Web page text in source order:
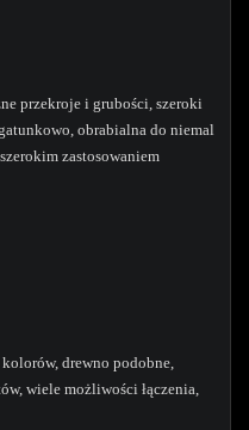
przekroje i grubości, szeroki
obrabialna do niemal
zastosowaniem
drewno podobne,
wiele możliwości łączenia,